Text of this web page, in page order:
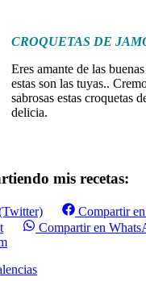
CROQUETAS DE
Eres amante de las
estas son las tuyas..
sabrosas estas croquetas
delicia.
mis recetas:
Compartir
Compartir en